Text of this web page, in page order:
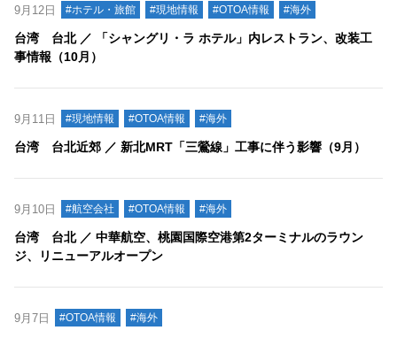
9月12日 #ホテル・旅館 #現地情報 #OTOA情報 #海外
台湾 台北 ／ 「シャングリ・ラ ホテル」内レストラン、改装工
事情報（10月）
9月11日 #現地情報 #OTOA情報 #海外
台湾 台北近郊 ／ 新北MRT「三鶯線」工事に伴う影響（9月）
9月10日 #航空会社 #OTOA情報 #海外
台湾 台北 ／ 中華航空、桃園国際空港第2ターミナルのラウン
ジ、リニューアルオープン
9月7日 #OTOA情報 #海外